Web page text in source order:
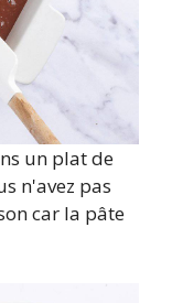
un plat de
n'avez pas
car la pâte